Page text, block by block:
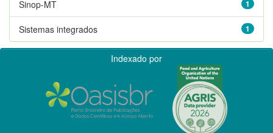
1
Sinop-MT
1
Sistemas integrados
Indexado por